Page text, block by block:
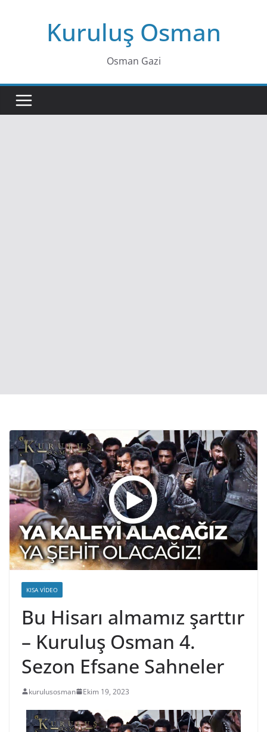
Kuruluş Osman
Osman Gazi
KISA VIDEO
Bu Hisarı almamız şarttır
– Kuruluş Osman 4.
Sezon Efsane Sahneler
kurulusosman Ekim 19, 2023